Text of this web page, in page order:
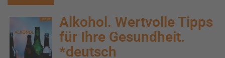
Alkohol. Wertvolle Tipps
für Ihre Gesundheit.
*deutsch